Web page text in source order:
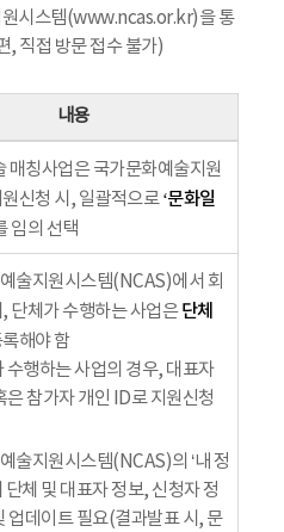
원시스템(www.ncas.or.kr)을 통
, 직접 방문 접수 불가)
내용
매칭사업은 국가문화예술지원
신청 시, 일괄적으로‘문화일
임의 선택
술지원시스템(NCAS)에서 회
단체가 수행하는 사업은단체
록해야 함
행하는 사업의 경우, 대표자
은 참가자 개인 ID로 지원신청
술지원시스템(NCAS)의 ‘내 정
단체 및 대표자 정보, 신청자 정
업데이트 필요(결과발표 시, 문